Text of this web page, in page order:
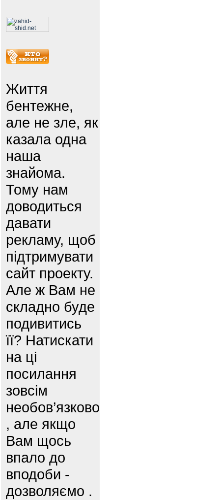
Життя
бентежне,
але не зле, як
казала одна
наша
знайома.
Тому нам
доводиться
давати
рекламу, щоб
підтримувати
сайт проекту.
Але ж Вам не
складно буде
подивитись
її? Натискати
на ці
посилання
зовсім
необов’язково
, але якщо
Вам щось
впало до
вподоби -
дозволяємо .